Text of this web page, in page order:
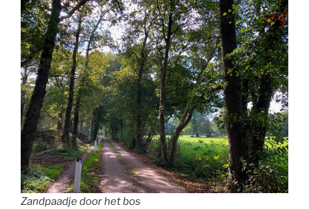
Zandpaadje door het bos